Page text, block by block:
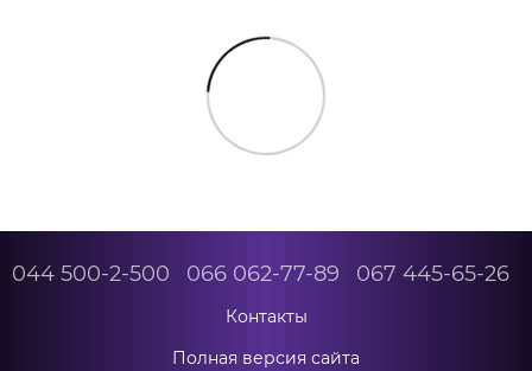
044 500-2-500 066 062-77-89 067 445-65-26
Контакты
Полная версия сайта